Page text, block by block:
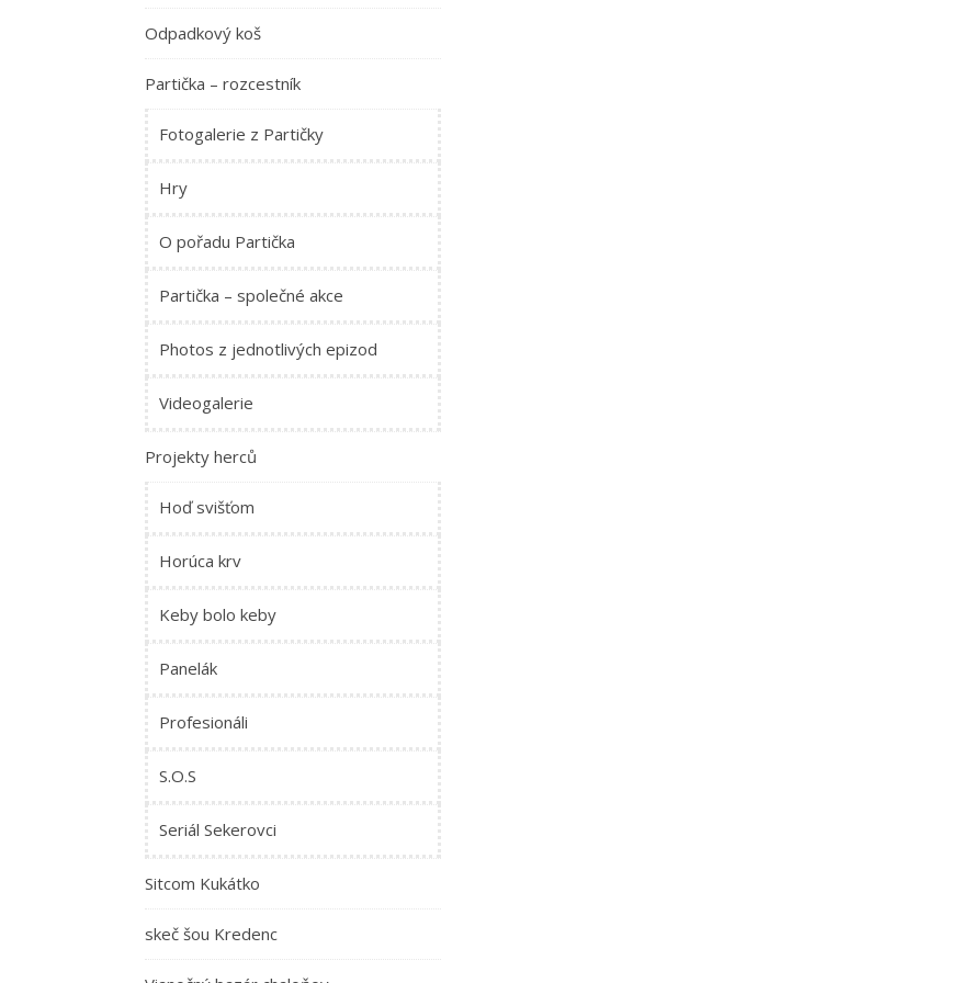
Odpadkový koš
Partička – rozcestník
Fotogalerie z Partičky
Hry
O pořadu Partička
Partička – společné akce
Photos z jednotlivých epizod
Videogalerie
Projekty herců
Hoď svišťom
Horúca krv
Keby bolo keby
Panelák
Profesionáli
S.O.S
Seriál Sekerovci
Sitcom Kukátko
skeč šou Kredenc